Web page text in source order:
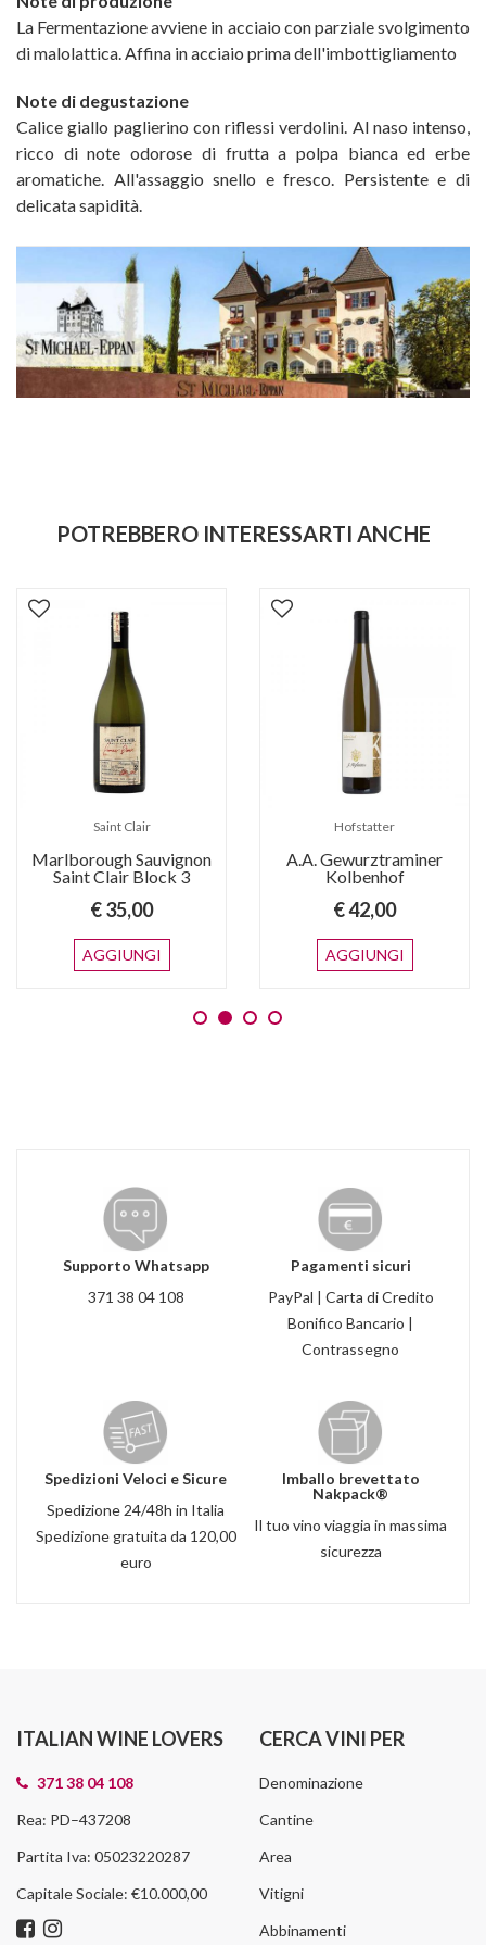
La Fermentazione avviene in acciaio con parziale svolgimento
di malolattica. Affina in acciaio prima dell'imbottigliamento
Note di degustazione
Calice giallo paglierino con riflessi verdolini. Al naso intenso,
ricco di note odorose di frutta a polpa bianca ed erbe
aromatiche. All'assaggio snello e fresco. Persistente e di
delicata sapidità.
POTREBBERO INTERESSARTI ANCHE
Saint Clair
Marlborough Sauvignon
Saint Clair Block 3
€ 35,00
AGGIUNGI
Hofstatter
A.A. Gewurztraminer
Kolbenhof
€ 42,00
AGGIUNGI
Supporto Whatsapp
371 38 04 108
Pagamenti sicuri
PayPal | Carta di Credito
Bonifico Bancario |
Contrassegno
Spedizioni Veloci e Sicure
Spedizione 24/48h in Italia
Spedizione gratuita da 120,00
euro
Imballo brevettato
Nakpack®
Il tuo vino viaggia in massima
sicurezza
ITALIAN WINE LOVERS
371 38 04 108
Rea: PD–437208
Partita Iva: 05023220287
Capitale Sociale: €10.000,00
CERCA VINI PER
Denominazione
Cantine
Area
Vitigni
Abbinamenti